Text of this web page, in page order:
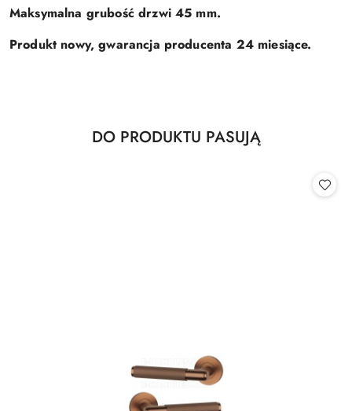
Maksymalna grubość drzwi 45 mm.
Produkt nowy, gwarancja producenta 24 miesiące.
Pomiń karuzelę produktów
Produkty
DO PRODUKTU PASUJĄ